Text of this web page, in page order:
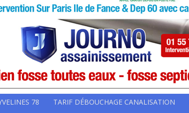
78 TARIF DÉBOUCHAGE CANALISATION